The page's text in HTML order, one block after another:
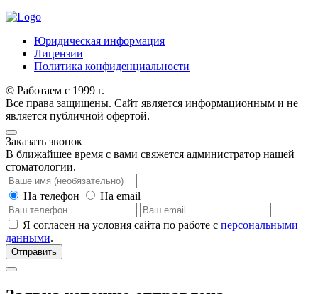
Юридическая информация
Лицензии
Политика конфиденциальности
© Работаем с 1999 г.
Все права защищены. Сайт является информационным и не
является публичной офертой.
Заказать звонок
В ближайшее время с вами свяжется администратор нашей
стоматологии.
На телефон На email
Я согласен на условия сайта по работе с персональными
данными.
Отправить